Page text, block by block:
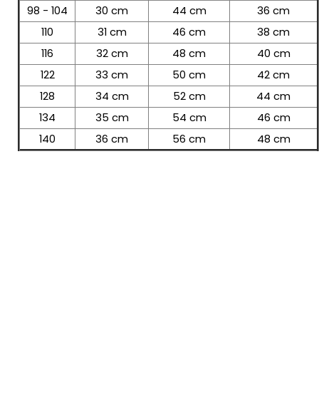
98 - 104
30 cm 44 cm
36 cm
110
31 cm 46 cm
38 cm
116
32 cm 48 cm
40 cm
122
33 cm 50 cm
42 cm
128
34 cm 52 cm
44 cm
134
35 cm 54 cm
46 cm
140
36 cm 56 cm 48 cm